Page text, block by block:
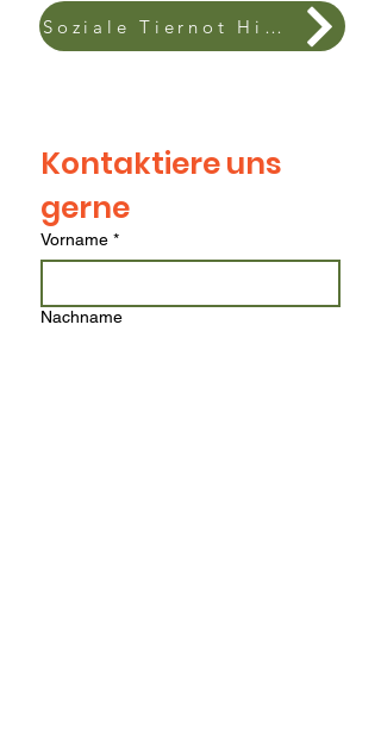
Soziale Tiernot Hilfe Frankfurt e.V.
Kontaktiere uns
gerne
Vorname *
Nachname